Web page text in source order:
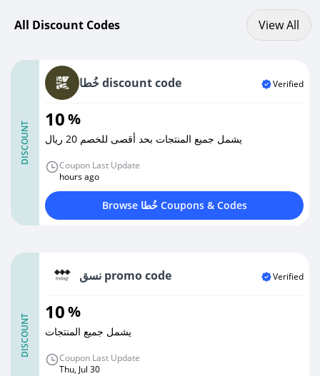
All Discount Codes
View All discount codes
View All
DISCOUNT
خُطا discount code Verified
10%
يشمل جميع المنتجات بحد أقصى للخصم 20 ريال
Coupon Last Update
hours ago
Browse خُطا Coupons & Codes
DISCOUNT
نسق promo code Verified
10%
يشمل جميع المنتجات
Coupon Last Update
Thu, Jul 30